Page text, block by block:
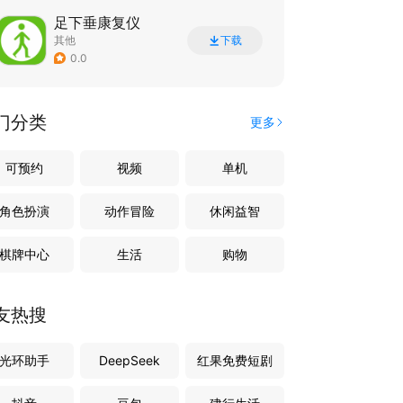
足下垂康复仪
其他
0.0
下载
分类 更多
可预约 视频 单机
角色扮演 动作冒险 休闲益智
棋牌中心 生活 购物
热搜
光环助手 DeepSeek 红果免费短剧